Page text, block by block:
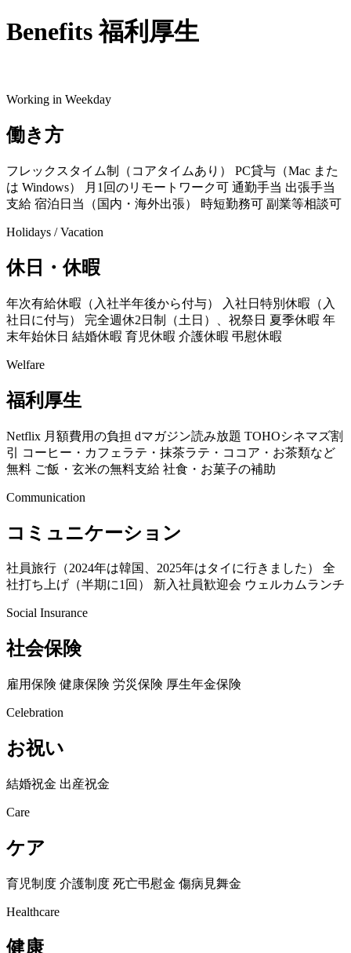
Benefits 福利厚生
Working in Weekday
働き方
フレックスタイム制（コアタイムあり） PC貸与（Mac また
は Windows）
月1回のリモートワーク可 通勤手当 出張手当
支給 宿泊日当（国内・海外出張） 時短勤務可 副業等相談可
Holidays / Vacation
休日・休暇
年次有給休暇（入社半年後から付与）
入社日特別休暇（入
社日に付与） 完全週休2日制（土日）、祝祭日 夏季休暇 年
末年始休日 結婚休暇 育児休暇 介護休暇 弔慰休暇
Welfare
福利厚生
Netflix 月額費用の負担 dマガジン読み放題 TOHOシネマズ割
引
コーヒー・カフェラテ・抹茶ラテ・ココア・お茶類など
無料 ご飯・玄米の無料支給 社食・お菓子の補助
Communication
コミュニケーション
社員旅行（2024年は韓国、2025年はタイに行きました） 全
社打ち上げ（半期に1回） 新入社員歓迎会 ウェルカムランチ
Social Insurance
社会保険
雇用保険 健康保険 労災保険 厚生年金保険
Celebration
お祝い
結婚祝金 出産祝金
Care
ケア
育児制度 介護制度 死亡弔慰金 傷病見舞金
Healthcare
健康